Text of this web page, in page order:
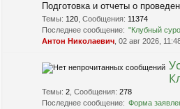
Подготовка и отчеты о
Темы: 120 Сообщения: 11374
Последнее сообщение: "Клубный
Антон Николаевич , 02 авг 2026,
Темы: 2 Сообщения: 278
Последнее сообщение: Форма